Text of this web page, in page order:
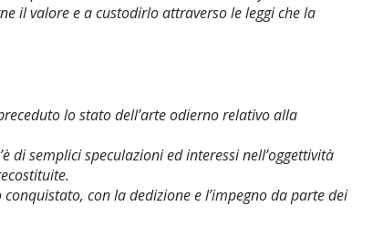
il valore e a custodirlo attraverso le leggi che la
lo stato dell’arte odierno relativo alla
semplici speculazioni ed interessi nell’oggettività
con la dedizione e l’impegno da parte dei